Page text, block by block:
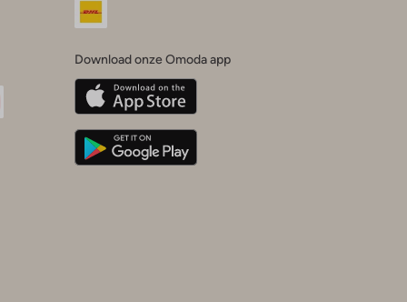
Download onze Omoda app